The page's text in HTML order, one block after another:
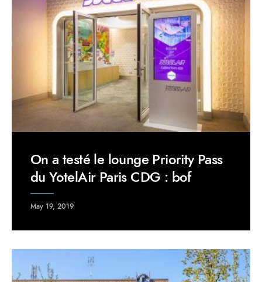
On a testé le lounge Priority Pass
du YotelAir Paris CDG : bof
May 19, 2019